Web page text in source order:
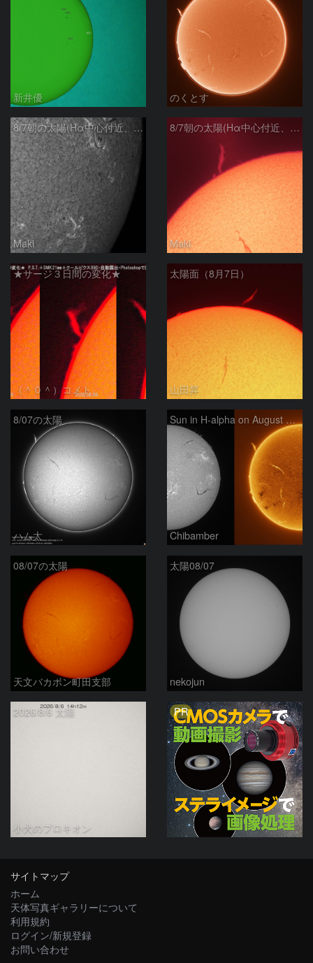
新井優 のくとす
8/7朝の太陽(Hα中心付近、4498、4502付近)
Maki
8/7朝の太陽(Hα中心付近、プロミネンス)
Maki
★サージ３日間の変化★
（＾０＾）コメト
太陽面（8月7日）
山田昇
8/07の太陽
ハム太
Sun in H-alpha on August 7, 2026
Chibamber
08/07の太陽
天文バカボン町田支部
太陽08/07
nekojun
2026/8/6 太陽
小犬のプロキオン
PR
サイトマップ
ホーム
天体写真ギャラリーについて
利用規約
ログイン/新規登録
お問い合わせ